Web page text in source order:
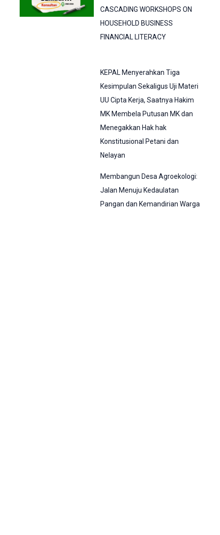
CASCADING WORKSHOPS ON
HOUSEHOLD BUSINESS
FINANCIAL LITERACY
KEPAL Menyerahkan Tiga
Kesimpulan Sekaligus Uji Materi
UU Cipta Kerja, Saatnya Hakim
MK Membela Putusan MK dan
Menegakkan Hak hak
Konstitusional Petani dan
Nelayan
Membangun Desa Agroekologi:
Jalan Menuju Kedaulatan
Pangan dan Kemandirian Warga